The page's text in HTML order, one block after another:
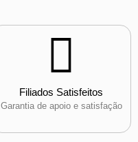
Filiados Satisfeitos
Garantia de apoio e satisfação